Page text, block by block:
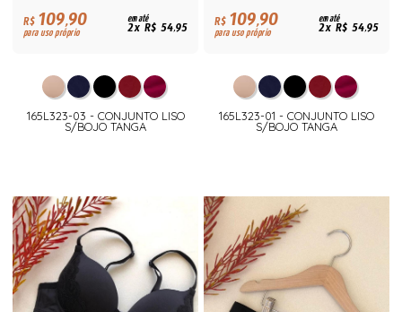
R$109,90
para uso próprio
em até
2x R$ 54,95
165L323-03 - CONJUNTO LISO
S/BOJO TANGA
R$109,90
para uso próprio
em até
2x R$ 54,95
165L323-01 - CONJUNTO LISO
S/BOJO TANGA